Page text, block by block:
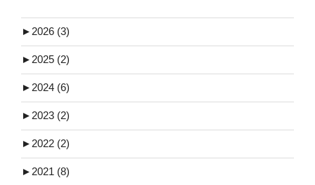
► 2026 (3)
► 2025 (2)
► 2024 (6)
► 2023 (2)
► 2022 (2)
► 2021 (8)